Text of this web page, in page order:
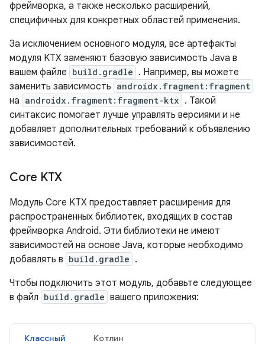
фреймворка, а также несколько расширений,
специфичных для конкретных областей применения.
За исключением основного модуля, все артефакты
модуля KTX заменяют базовую зависимость Java в
вашем файле build.gradle . Например, вы можете
заменить зависимость androidx.fragment:fragment
на androidx.fragment:fragment-ktx . Такой
синтаксис помогает лучше управлять версиями и не
добавляет дополнительных требований к объявлению
зависимостей.
Core KTX
Модуль Core KTX предоставляет расширения для
распространенных библиотек, входящих в состав
фреймворка Android. Эти библиотеки не имеют
зависимостей на основе Java, которые необходимо
добавлять в build.gradle .
Чтобы подключить этот модуль, добавьте следующее
в файл build.gradle вашего приложения:
Классный Котлин